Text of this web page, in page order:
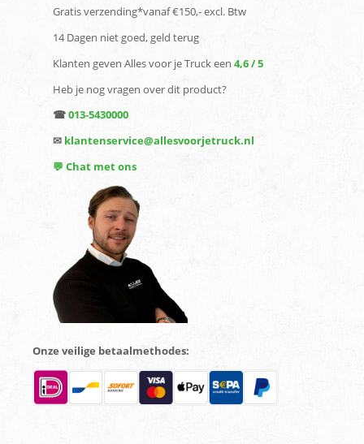
Gratis verzending*vanaf €150,- excl. Btw
14 Dagen niet goed, geld terug
Klanten geven Alles voor je Truck een 4,6 / 5
Heb je nog vragen over dit product?
☎013-5430000
✉ klantenservice@allesvoorjetruck.nl
💬 Chat met ons
Onze veilige betaalmethodes: